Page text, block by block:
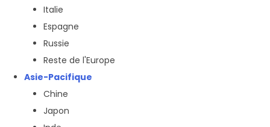
Italie
Espagne
Russie
Reste de l'Europe
Asie-Pacifique
Chine
Japon